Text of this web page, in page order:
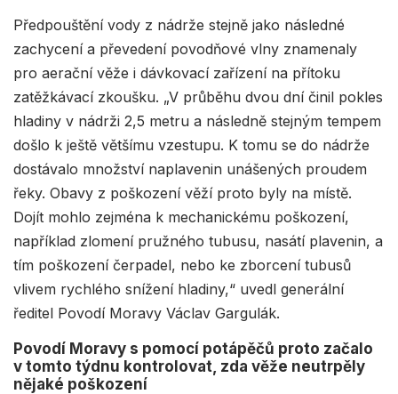
Předpouštění vody z nádrže stejně jako následné
zachycení a převedení povodňové vlny znamenaly
pro aerační věže i dávkovací zařízení na přítoku
zatěžkávací zkoušku. „V průběhu dvou dní činil pokles
hladiny v nádrži 2,5 metru a následně stejným tempem
došlo k ještě většímu vzestupu. K tomu se do nádrže
dostávalo množství naplavenin unášených proudem
řeky. Obavy z poškození věží proto byly na místě.
Dojít mohlo zejména k mechanickému poškození,
například zlomení pružného tubusu, nasátí plavenin, a
tím poškození čerpadel, nebo ke zborcení tubusů
vlivem rychlého snížení hladiny,“ uvedl generální
ředitel Povodí Moravy Václav Gargulák.
Povodí Moravy s pomocí potápěčů proto začalo
v tomto týdnu kontrolovat, zda věže neutrpěly
nějaké poškození